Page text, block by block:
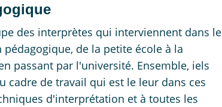
des interprètes qui interviennent dans le
de la petite école à la
passant par l'université. Ensemble, iels
cadre de travail qui est le leur dans ces
d'interprétation et à toutes les